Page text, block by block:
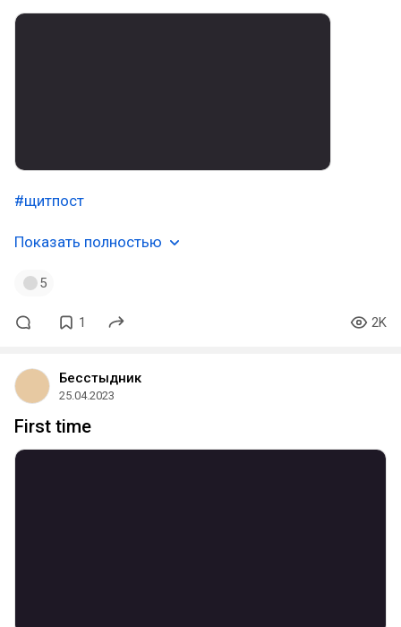
#щитпост
Показать полностью
5
1 2K
Бесстыдник
25.04.2023
First time